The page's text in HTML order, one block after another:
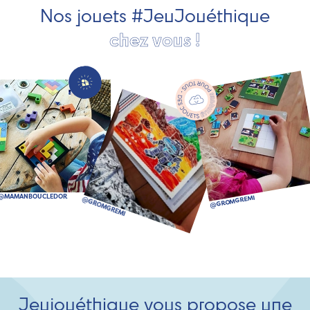
Nos jouets #JeuJouéthique
chez vous !
Jeujouéthique vous propose une